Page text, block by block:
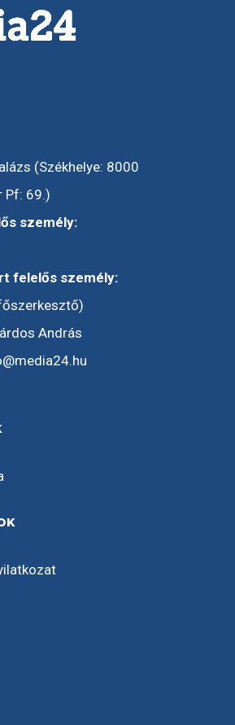
(Székhelye: 8000
Pf: 69.)
személy:
felelős személy:
András